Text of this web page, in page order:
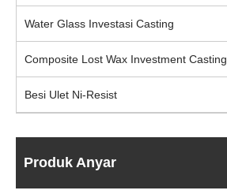
Water Glass Investasi Casting
Composite Lost Wax Investment Casting
Besi Ulet Ni-Resist
Produk Anyar